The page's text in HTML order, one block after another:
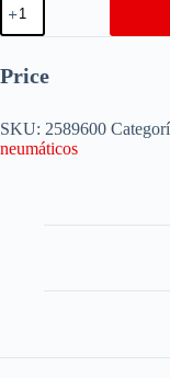
Price
SKU: 2589600
neumáticos